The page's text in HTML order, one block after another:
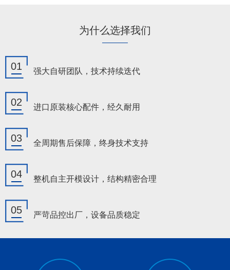
为什么选择我们
01 强大自研团队，技术持续迭代
02 进口原装核心配件，经久耐用
03 全周期售后保障，终身技术支持
04 整机自主开模设计，结构精密合理
05 严苛品控出厂，设备品质稳定